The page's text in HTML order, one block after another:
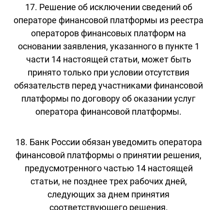
17. Решение об исключении сведений об
операторе финансовой платформы из реестра
операторов финансовых платформ на
основании заявления, указанного в пункте 1
части 14 настоящей статьи, может быть
принято только при условии отсутствия
обязательств перед участниками финансовой
платформы по договору об оказании услуг
оператора финансовой платформы.
18. Банк России обязан уведомить оператора
финансовой платформы о принятии решения,
предусмотренного частью 14 настоящей
статьи, не позднее трех рабочих дней,
следующих за днем принятия
соответствующего решения.